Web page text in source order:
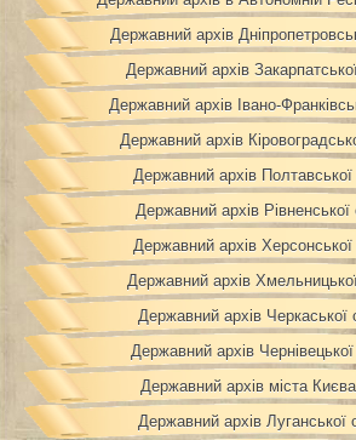
Державний архів
Державний архів
Державний архів Івано-
Державний архів
Державний архів Полтавської
Державний архів Рівненської
Державний архів Херсонської
Державний архів
Державний архів Черкаської
Державний архів Чернівецької
Державний архів міста
Державний архів Луганської